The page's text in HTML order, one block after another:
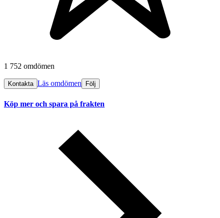
1 752 omdömen
Kontakta Läs omdömen Följ
Köp mer och spara på frakten